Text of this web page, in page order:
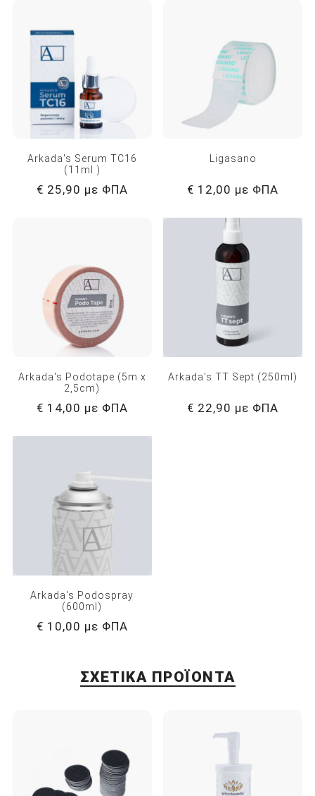
Arkada's Serum TC16
(11ml )
€ 25,90 με ΦΠΑ
Ligasano
€ 12,00 με ΦΠΑ
Arkada's Podotape (5m x
2,5cm)
€ 14,00 με ΦΠΑ
Arkada's TT Sept (250ml)
€ 22,90 με ΦΠΑ
Arkada's Podospray
(600ml)
€ 10,00 με ΦΠΑ
ΣΧΕΤΙΚΆ ΠΡΟΪΌΝΤΑ